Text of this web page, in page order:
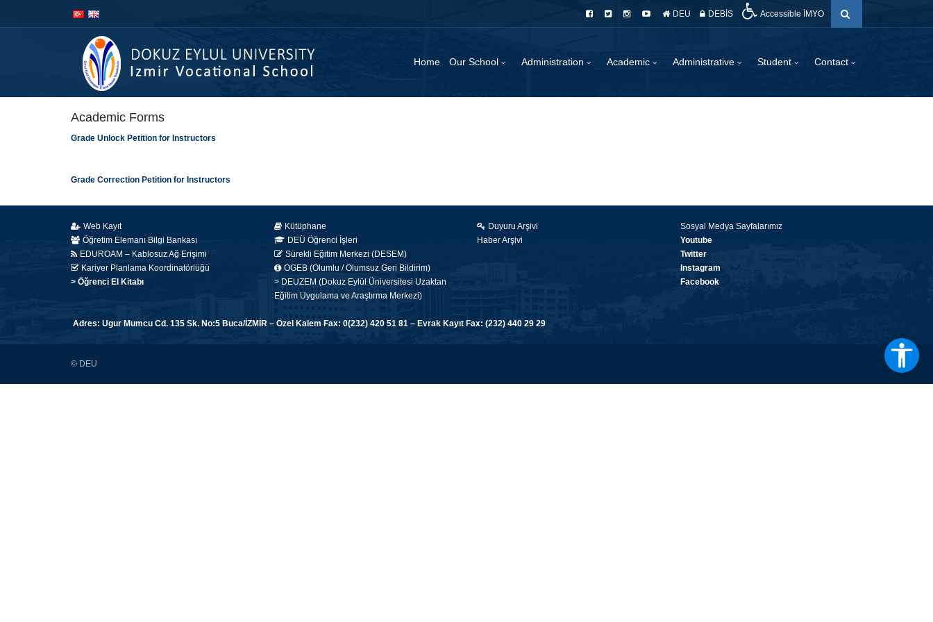
DEU DEBİS Accessible İMYO
Home Our School Administration Academic Administrative Student Contact
Academic Forms
Grade Unlock Petition for Instructors
Grade Correction Petition for Instructors
Web Kayıt
Öğretim Elemanı Bilgi Bankası
EDUROAM – Kablosuz Ağ Erişimi
Kariyer Planlama Koordinatörlüğü
> Öğrenci El Kitabı
Kütüphane
DEÜ Öğrenci İşleri
Sürekli Eğitim Merkezi (DESEM)
OGEB (Olumlu / Olumsuz Geri Bildirim)
> DEUZEM (Dokuz Eylül Üniversitesi Uzaktan
Eğitim Uygulama ve Araştırma Merkezi)
Duyuru Arşivi
Haber Arşivi
Sosyal Medya Sayfalarımız
Youtube
Twitter
Instagram
Facebook
Adres: Ugur Mumcu Cd. 135 Sk. No:5 Buca/İZMİR – Özel Kalem Fax: 0(232) 420 51 81 – Evrak Kayıt Fax: (232) 440 29 29
© DEU